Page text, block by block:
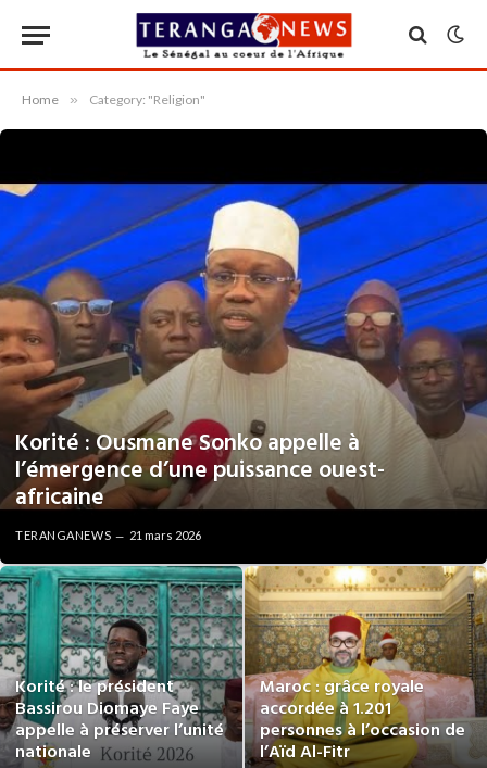
Home » Category: "Religion"
Korité : Ousmane Sonko appelle à
l’émergence d’une puissance ouest-
africaine
TERANGANEWS 21 mars 2026
Korité : le président
Bassirou Diomaye Faye
appelle à préserver l’unité
nationale
Maroc : grâce royale
accordée à 1.201
personnes à l’occasion de
l’Aïd Al-Fitr